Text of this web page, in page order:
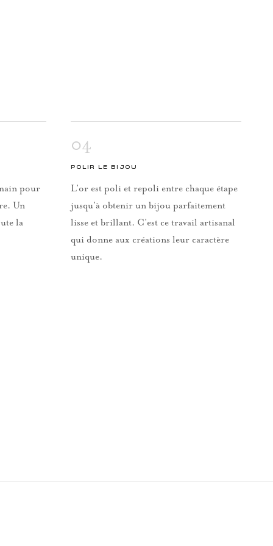
pour
Un
la
04
POLIR LE BIJOU
L’or est poli et repoli entre chaque étape
jusqu’à obtenir un bijou parfaitement
lisse et brillant. C’est ce travail artisanal
qui donne aux créations leur caractère
unique.